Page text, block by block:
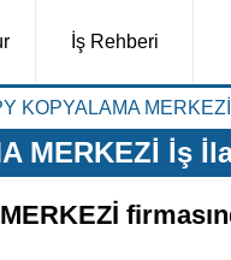
İş Rehberi
KOPYALAMA MERKEZİ
MERKEZİ İş